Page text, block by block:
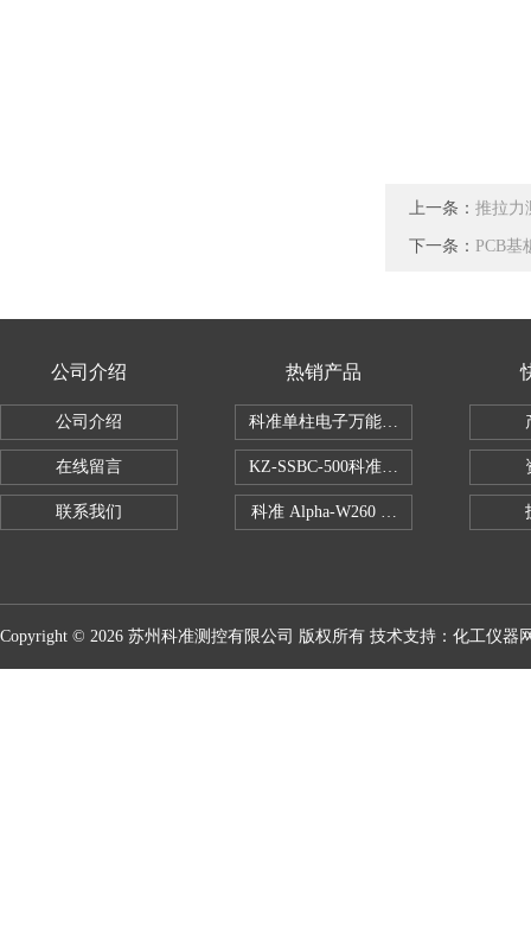
上一条： 推拉力
下一条： PCB基
公司介绍
公司介绍
在线留言
联系我们
热销产品
科准单柱电子万能拉力机KZ-SSBC-500
KZ-SSBC-500科准单柱电子万能试验
科准 Alpha-W260 半导体全自动推拉
Copyright © 2026 苏州科准测控有限公司 版权所有 技术支持： 化工仪器